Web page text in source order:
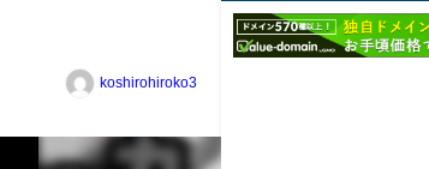
koshirohiroko3